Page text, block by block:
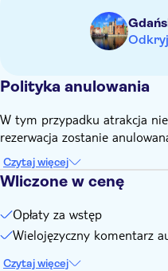
niepełnosprawnych
Przy wejściu należy
Polityka anulowania
W tym przypadku atrakcja
rezerwacja zostanie
Czytaj więcej
Wliczone w cenę
Opłaty za wstęp
Wielojęzyczny komentarz
Czytaj więcej